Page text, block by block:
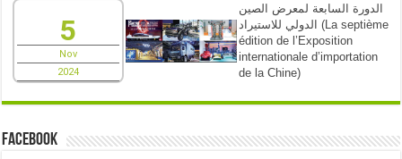
5
Nov
2024
الدورة السابعة لمعرض الصين
الدولي للاستيراد (La septième
édition de l’Exposition
internationale d’importation
de la Chine)
Facebook